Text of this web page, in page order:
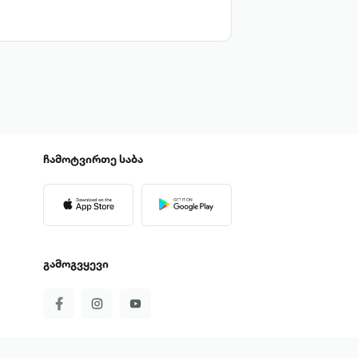
ჩამოტვირთესაბა
გამოგვყევი